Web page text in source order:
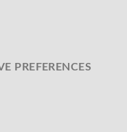
PREFERENCES